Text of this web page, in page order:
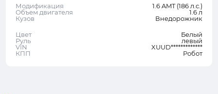
Модификация
1.6 AMT (186 л.с.)
Объем двигателя
1.6 л
Кузов
Внедорожник
Цвет
Белый
Руль
левый
VIN
XUUD*************
КПП
Робот